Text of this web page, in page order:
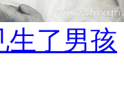
生了男孩